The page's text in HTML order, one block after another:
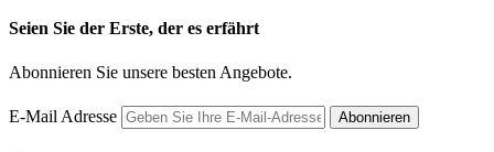
Seien Sie der Erste, der es erfährt
Abonnieren Sie unsere besten Angebote.
E-Mail Adresse Abonnieren